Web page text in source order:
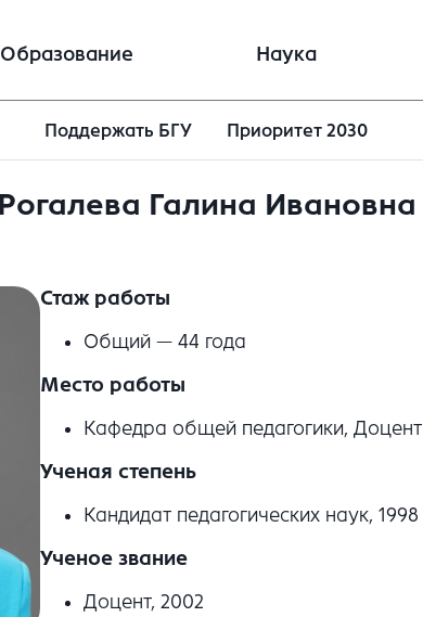
Образование Наука
Поддержать БГУ Приоритет 2030
Рогалева Галина Ивановна
Стаж работы
Общий — 44 года
Место работы
Кафедра общей педагогики, Доцент
Ученая степень
Кандидат педагогических наук, 1998
Ученое звание
Доцент, 2002